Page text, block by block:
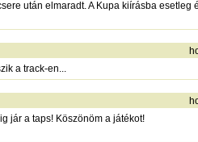
után elmaradt. A Kupa kiírásba
a track-en...
jár a taps! Köszönöm a játékot!